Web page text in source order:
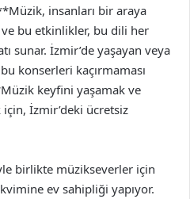
insanları bir araya
bu etkinlikler, bu dili her
sunar. İzmir’de yaşayan veya
konserleri kaçırmaması
keyfini yaşamak ve
İzmir’deki ücretsiz
birlikte müzikseverler için
ev sahipliği yapıyor.